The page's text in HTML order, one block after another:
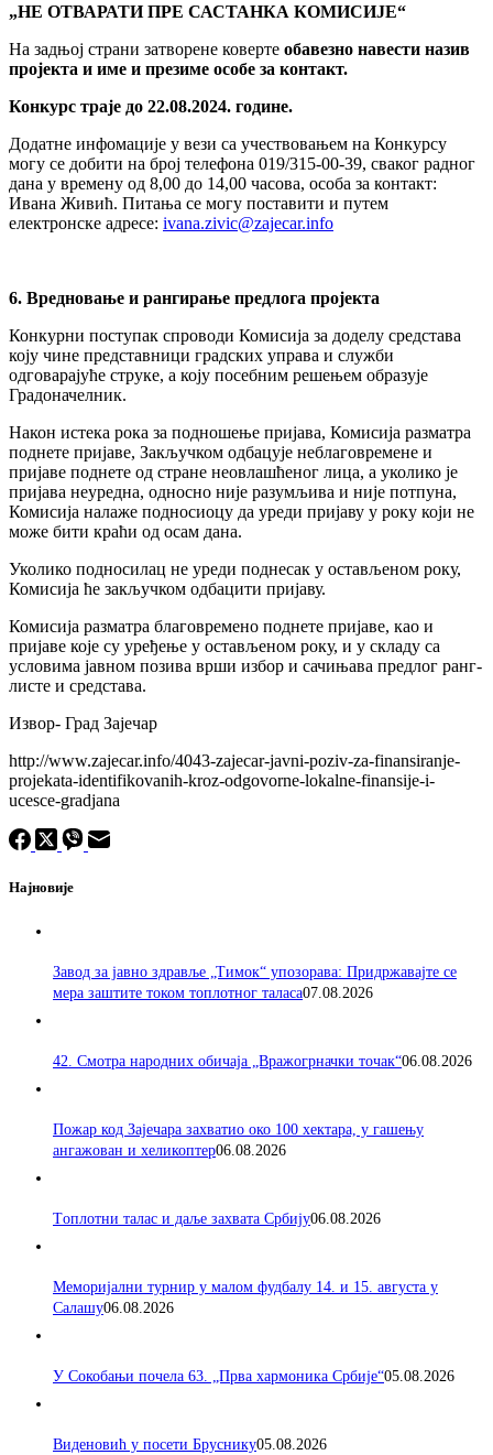
„НЕ ОТВАРАТИ ПРЕ САСТАНКА КОМИСИЈЕ“
На задњој страни затворене коверте обавезно навести назив
пројекта и име и презиме особе за контакт.
Конкурс траје до 22.08.2024. године.
Додатне инфомације у вези са учествовањем на Конкурсу
могу се добити на број телефона 019/315-00-39, сваког радног
дана у времену од 8,00 до 14,00 часова, особа за контакт:
Ивана Живић. Питања се могу поставити и путем
електронске адресе: ivana.zivic@zajecar.info
6. Вредновање и рангирање предлога пројекта
Конкурни поступак спроводи Комисија за доделу средстава
коју чине представници градских управа и служби
одговарајуће струке, а коју посебним решењем образује
Градоначелник.
Након истека рока за подношење пријава, Комисија разматра
поднете пријаве, Закључком одбацује неблаговремене и
пријаве поднете од стране неовлашћеног лица, а уколико је
пријава неуредна, односно није разумљива и није потпуна,
Комисија налаже подносиоцу да уреди пријаву у року који не
може бити краћи од осам дана.
Уколико подносилац не уреди поднесак у остављеном року,
Комисија ће закључком одбацити пријаву.
Комисија разматра благовремено поднете пријаве, као и
пријаве које су уређење у остављеном року, и у складу са
условима јавном позива врши избор и сачињава предлог ранг-
листе и средстава.
Извор- Град Зајечар
http://www.zajecar.info/4043-zajecar-javni-poziv-za-finansiranje-
projekata-identifikovanih-kroz-odgovorne-lokalne-finansije-i-
ucesce-gradjana
Најновије
Завод за јавно здравље „Тимок“ упозорава: Придржавајте се
мера заштите током топлотног таласа07.08.2026
42. Смотра народних обичаја „Вражогрначки точак“06.08.2026
Пожар код Зајечара захватио око 100 хектара, у гашењу
ангажован и хеликоптер06.08.2026
Tоплотни талас и даље захвата Србију06.08.2026
Меморијални турнир у малом фудбалу 14. и 15. августа у
Салашу06.08.2026
У Сокобањи почела 63. „Прва хармоника Србије“05.08.2026
Виденовић у посети Бруснику05.08.2026